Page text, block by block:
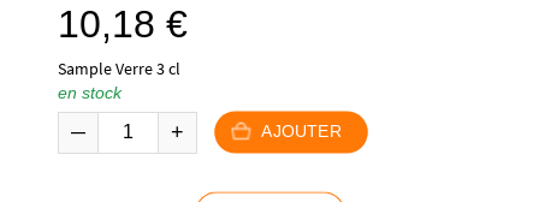
10,18 €
Sample Verre 3 cl
en stock
AJOUTER